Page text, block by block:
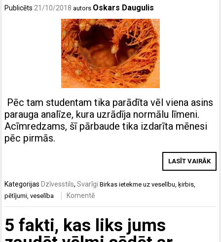
Publicēts 21/10/2018 autors Oskars Daugulis
Pēc tam studentam tika parādīta vēl viena asins
parauga analīze, kura uzrādīja normālu līmeni.
Acīmredzams, šī pārbaude tika izdarīta mēnesi
pēc pirmās.
LASĪT VAIRĀK
Kategorijas Dzīvesstils,Svarīgi Birkasietekme uz veselību, ķirbis,
pētījumi,veselība Komentē
5 fakti, kas liks jums